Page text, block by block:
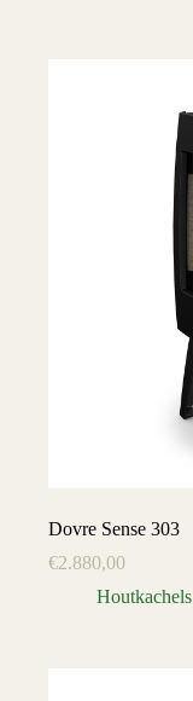
Dovre Sense 303
€2.880,00
Houtkachels